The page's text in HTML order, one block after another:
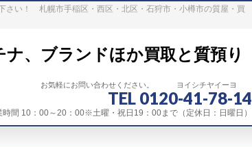
い！ 札幌市手稲区・西区・北区・石狩市・小樽市の質屋・買
、ブランドほか買取と質預り
お気軽にお問い合わせください。 ヨイシチヤイーヨ
TEL 0120-41-78-14
時間 10：00～20：00※土曜・祝日19：00まで（定休日：日曜日）